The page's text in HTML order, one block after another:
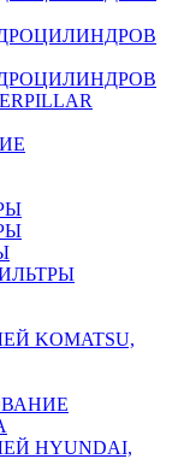
KOMATSU,
HYUNDAI,